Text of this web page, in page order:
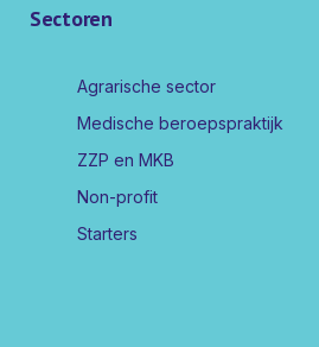
Sectoren
Agrarische sector
Medische beroepspraktijk
ZZP en MKB
Non-profit
Starters